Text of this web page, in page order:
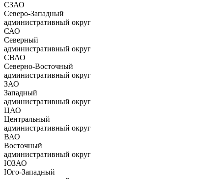
СЗАО
Северо-Западный
административный округ
САО
Северный
административный округ
СВАО
Северно-Восточный
административный округ
ЗАО
Западный
административный округ
ЦАО
Центральный
административный округ
ВАО
Восточный
административный округ
ЮЗАО
Юго-Западный